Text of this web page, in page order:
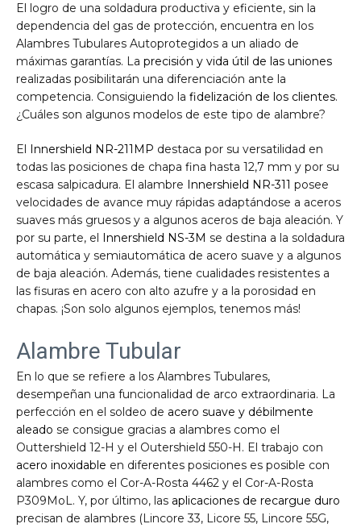
El logro de una soldadura productiva y eficiente, sin la
dependencia del gas de protección, encuentra en los
Alambres Tubulares Autoprotegidos a un aliado de
máximas garantías. La precisión y vida útil de las uniones
realizadas posibilitarán una diferenciación ante la
competencia. Consiguiendo la fidelización de los clientes.
¿Cuáles son algunos modelos de este tipo de alambre?
El Innershield NR-211MP destaca por su versatilidad en
todas las posiciones de chapa fina hasta 12,7 mm y por su
escasa salpicadura. El alambre Innershield NR-311 posee
velocidades de avance muy rápidas adaptándose a aceros
suaves más gruesos y a algunos aceros de baja aleación. Y
por su parte, el Innershield NS-3M se destina a la soldadura
automática y semiautomática de acero suave y a algunos
de baja aleación. Además, tiene cualidades resistentes a
las fisuras en acero con alto azufre y a la porosidad en
chapas. ¡Son solo algunos ejemplos, tenemos más!
Alambre Tubular
En lo que se refiere a los Alambres Tubulares,
desempeñan una funcionalidad de arco extraordinaria. La
perfección en el soldeo de acero suave y débilmente
aleado se consigue gracias a alambres como el
Outtershield 12-H y el Outershield 550-H. El trabajo con
acero inoxidable en diferentes posiciones es posible con
alambres como el Cor-A-Rosta 4462 y el Cor-A-Rosta
P309MoL. Y, por último, las aplicaciones de recargue duro
precisan de alambres (Lincore 33, Licore 55, Lincore 55G,